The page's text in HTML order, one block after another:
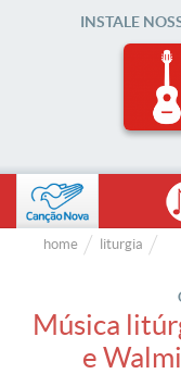
INSTALE
home liturgia
Música
e